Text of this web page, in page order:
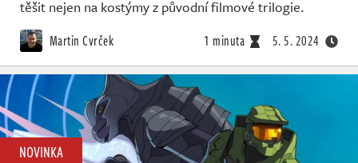
těšit nejen na kostýmy z původní filmové trilogie.
Martin Cvrček 1 minuta 5. 5. 2024
NOVINKA